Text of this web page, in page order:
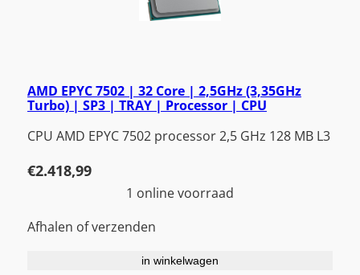
AMD EPYC 7502 | 32 Core | 2,5GHz (3,35GHz
Turbo) | SP3 | TRAY | Processor | CPU
CPU AMD EPYC 7502 processor 2,5 GHz 128 MB L3
€2.418,99
1 online voorraad
Afhalen of verzenden
in winkelwagen